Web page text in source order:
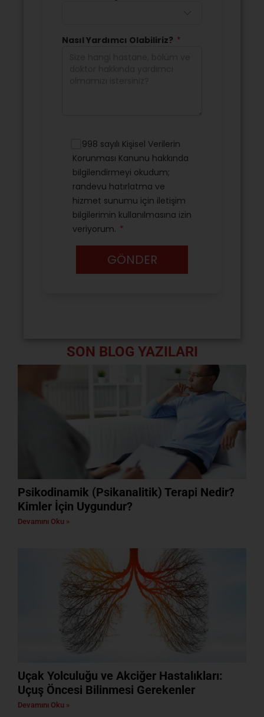
SON BLOG YAZILARI
Psikodinamik (Psikanalitik) Terapi Nedir?
Kimler İçin Uygundur?
Devamını Oku »
Uçak Yolculuğu ve Akciğer Hastalıkları:
Uçuş Öncesi Bilinmesi Gerekenler
Devamını Oku »